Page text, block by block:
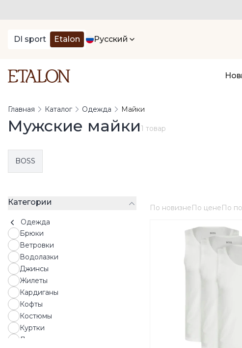
DI sport Etalon Русский
Главная Каталог Одежда Майки
Мужские майки1 товар
BOSS
Категории
Одежда
Брюки
Ветровки
Водолазки
Джинсы
Жилеты
Кардиганы
Кофты
Костюмы
Куртки
Лонгсливы
По новизнеПо ценеПо